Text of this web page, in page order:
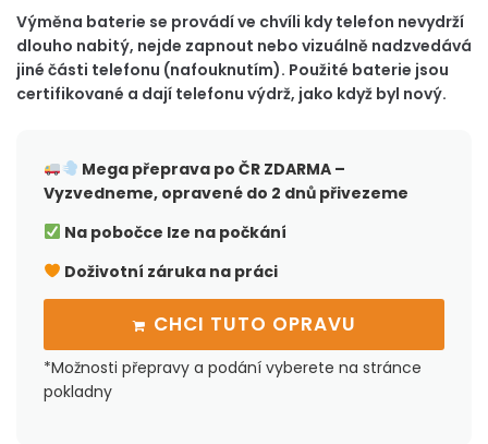
Výměna baterie se provádí ve chvíli kdy telefon nevydrží
dlouho nabitý, nejde zapnout nebo vizuálně nadzvedává
jiné části telefonu (nafouknutím). Použité baterie jsou
certifikované a dají telefonu výdrž, jako když byl nový.
Mega přeprava po ČRZDARMA –
Vyzvedneme, opravené do 2 dnů přivezeme
Na pobočce lze na počkání
Doživotní záruka na práci
CHCI TUTO OPRAVU
*Možnosti přepravy a podání vyberete na stránce
pokladny